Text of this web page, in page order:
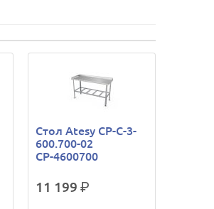
Стол Atesy СР-С-3-
600.700-02
СР-4600700
11 199р.